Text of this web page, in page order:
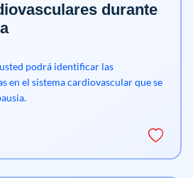
durante
podrá identificar las
en el sistema cardiovascular que se